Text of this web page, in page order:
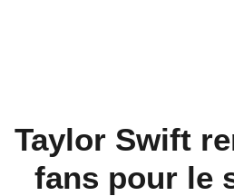
Taylor Swift
fans pour le